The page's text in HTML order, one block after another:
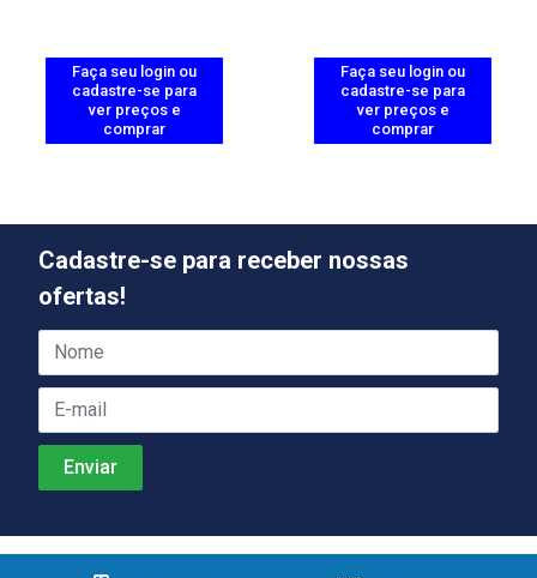
Faça seu login ou
cadastre-se para
ver preços e
comprar
Faça seu login ou
cadastre-se para
ver preços e
comprar
Cadastre-se para receber nossas
ofertas!